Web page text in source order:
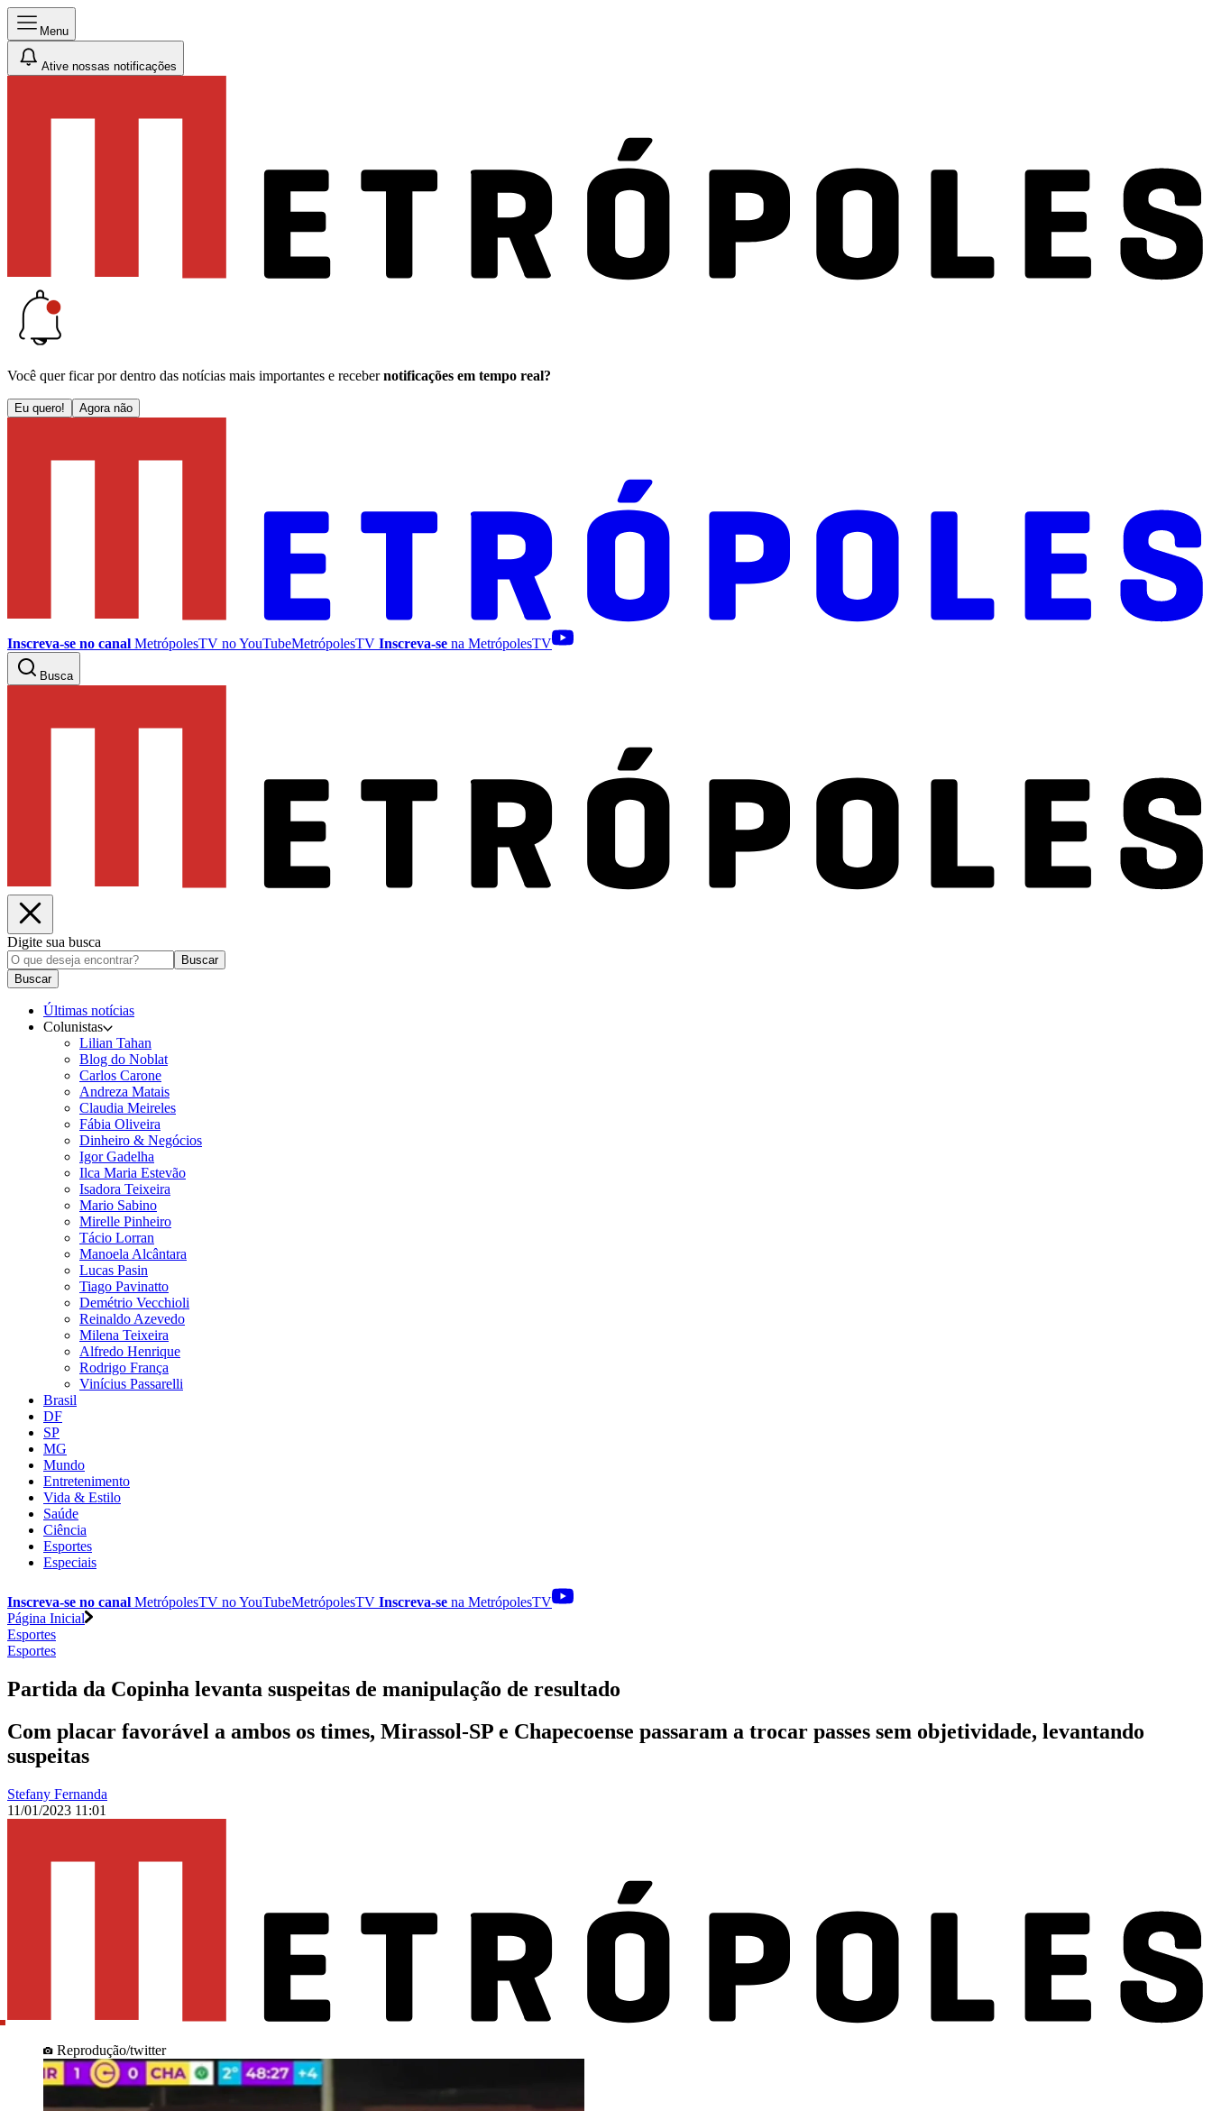
Menu
Ative nossas notificações
Você quer ficar por dentro das notícias mais importantes e receber notificações em tempo real?
Eu quero! Agora não
Inscreva-se no canal MetrópolesTV noYouTubeMetrópolesTV Inscreva-se na MetrópolesTV
Busca
Digite sua busca
Buscar
Buscar
Últimas notícias
Colunistas
Lilian Tahan
Blog do Noblat
Carlos Carone
Andreza Matais
Claudia Meireles
Fábia Oliveira
Dinheiro & Negócios
Igor Gadelha
Ilca Maria Estevão
Isadora Teixeira
Mario Sabino
Mirelle Pinheiro
Tácio Lorran
Manoela Alcântara
Lucas Pasin
Tiago Pavinatto
Demétrio Vecchioli
Reinaldo Azevedo
Milena Teixeira
Alfredo Henrique
Rodrigo França
Vinícius Passarelli
Brasil
DF
SP
MG
Mundo
Entretenimento
Vida & Estilo
Saúde
Ciência
Esportes
Especiais
Inscreva-se no canal MetrópolesTV noYouTubeMetrópolesTV Inscreva-se na MetrópolesTV
Página Inicial
Esportes
Esportes
Partida da Copinha levanta suspeitas de manipulação de resultado
Com placar favorável a ambos os times, Mirassol-SP e Chapecoense passaram a trocar passes sem objetividade, levantando
suspeitas
Stefany Fernanda
11/01/2023 11:01
Reprodução/twitter